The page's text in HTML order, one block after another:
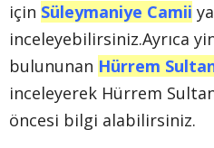
için Süleymaniye Camii
inceleyebilirsiniz.Ayrıca
bulununan Hürrem
inceleyerek Hürrem
öncesi bilgi alabilirsiniz.